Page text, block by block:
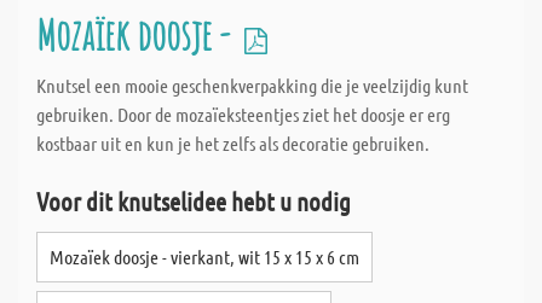
Mozaïek doosje -
Knutsel een mooie geschenkverpakking die je veelzijdig kunt
gebruiken. Door de mozaïeksteentjes ziet het doosje er erg
kostbaar uit en kun je het zelfs als decoratie gebruiken.
Voor dit knutselidee hebt u nodig
Mozaïek doosje - vierkant, wit 15 x 15 x 6 cm